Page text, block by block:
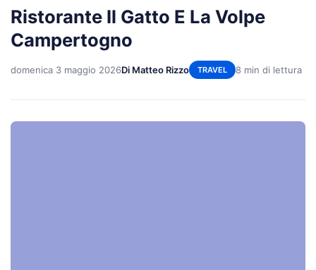
Ristorante Il Gatto E La Volpe
Campertogno
domenica 3 maggio 2026Di Matteo Rizzo TRAVEL 8 min di lettura